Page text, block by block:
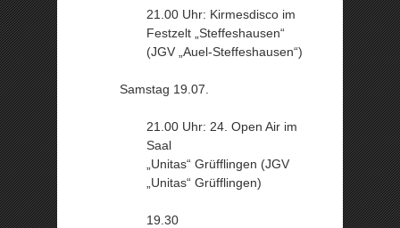
21.00 Uhr: Kirmesdisco im
Festzelt „Steffeshausen“
(JGV „Auel-Steffeshausen“)
Samstag 19.07.
21.00 Uhr: 24. Open Air im
Saal
„Unitas“ Grüfflingen (JGV
„Unitas“ Grüfflingen)
19.30